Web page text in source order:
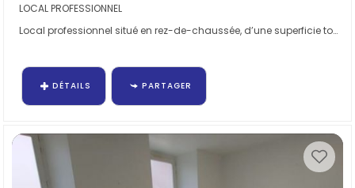
LOCAL PROFESSIONNEL
Local professionnel situé en rez-de-chaussée, d’une superficie totale d'environ 137 m²,...
DÉTAILS PARTAGER